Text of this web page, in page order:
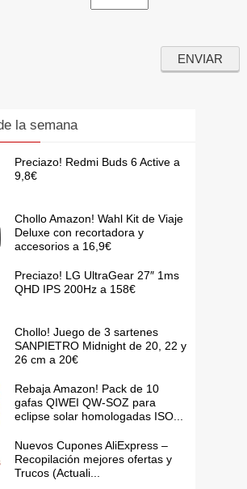
la semana
Preciazo! Redmi Buds 6 Active a
9,8€
Chollo Amazon! Wahl Kit de Viaje
Deluxe con recortadora y
accesorios a 16,9€
Preciazo! LG UltraGear 27″ 1ms
QHD IPS 200Hz a 158€
Chollo! Juego de 3 sartenes
SANPIETRO Midnight de 20, 22 y
26 cm a 20€
Rebaja Amazon! Pack de 10
gafas QIWEI QW-SOZ para
eclipse solar homologadas ISO...
Nuevos Cupones AliExpress –
Recopilación mejores ofertas y
Trucos (Actuali...